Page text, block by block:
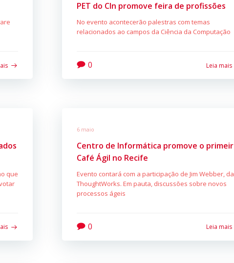
PET do CIn promove feira de profissões
No evento acontecerão palestras com temas
relacionados ao campos da Ciência da Computação
0 Leia mais
que
6 maio
Centro de Informática promove o
Café Ágil no Recife
Evento contará com a participação de Jim Webber, da
ThoughtWorks. Em pauta, discussões sobre novos
processos ágeis
0 Leia mais